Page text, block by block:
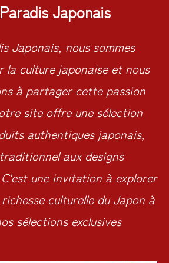
Japonais
Japonais, nous sommes
la culture japonaise et nous
à partager cette passion
site offre une sélection
authentiques japonais,
aux designs
une invitation à explorer
culturelle du Japon à
sélections exclusives